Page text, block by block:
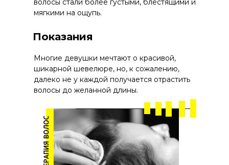
волосы стали более густыми, блестящими и
мягкими на ощупь.
Многие девушки мечтают о красивой,
шикарной шевелюре, но, к сожалению,
далеко не у каждой получается отрастить
волосы до желанной длины.
Показания